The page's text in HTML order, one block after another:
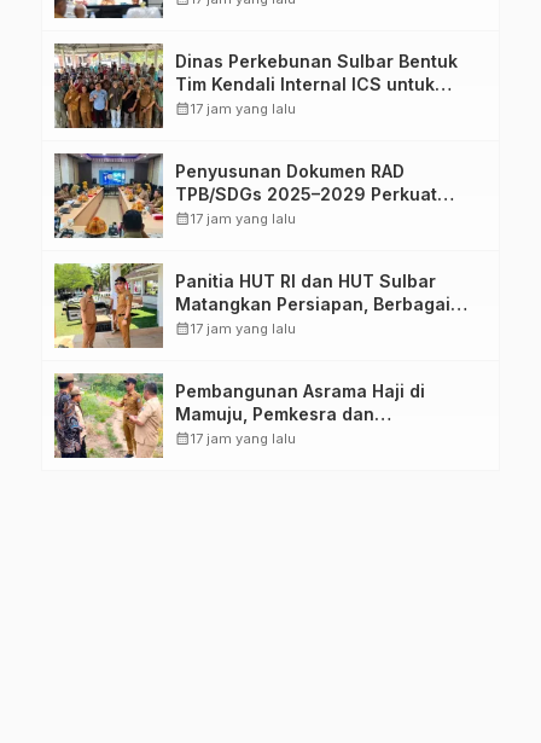
Dinas Perkebunan Sulbar Bentuk
Tim Kendali Internal ICS untuk
Dukung Sertifikasi ISPO Pekebun di
calendar_month17 jam yang lalu
Penyusunan Dokumen RAD
TPB/SDGs 2025–2029 Perkuat
Arah Pembangunan Berkelanjutan
calendar_month17 jam yang lalu
Panitia HUT RI dan HUT Sulbar
Matangkan Persiapan, Berbagai
Lomba Akan Dilaksanakan Pemprov
calendar_month17 jam yang lalu
Pembangunan Asrama Haji di
Mamuju, Pemkesra dan
Kementerian Haji Sulbar Tinjau
calendar_month17 jam yang lalu